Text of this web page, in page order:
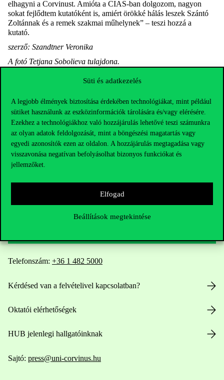
Süti és adatkezelés
A legjobb élmények biztosítása érdekében technológiákat, mint például
sütiket használunk az eszközinformációk tárolására és/vagy elérésére.
Ezekhez a technológiákhoz való hozzájárulás lehetővé teszi számunkra
az olyan adatok feldolgozását, mint a böngészési magatartás vagy
egyedi azonosítók ezen az oldalon. A hozzájárulás megtagadása vagy
visszavonása negatívan befolyásolhat bizonyos funkciókat és
jellemzőket.
Elfogad
Beállítások megtekintése
elhagyni a Corvinust. Amióta a CIAS-ban dolgozom, nagyon
sokat fejlődtem kutatóként is, amiért örökké hálás leszek Szántó
Zoltánnak és a remek szakmai műhelynek” – teszi hozzá a
kutató.
szerző: Szandtner Veronika
A fotó Tetjana Sobolieva tulajdona.
Telefonszám: +36 1 482 5000
Kérdésed van a felvételivel kapcsolatban?
Oktatói elérhetőségek
HUB jelenlegi hallgatóinknak
Sajtó: press@uni-corvinus.hu